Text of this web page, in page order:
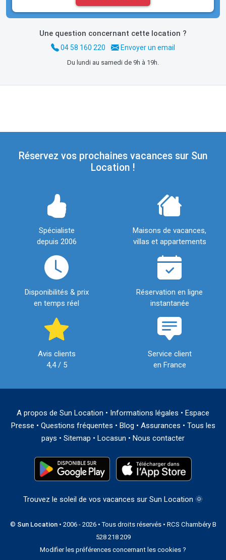
Une question concernant cette location ?
04 58 160 220 Envoyer un email
Du lundi au samedi de 9h à 19h.
Réservez vos prochaines vacances sur Sun
Location !
Spécialiste
depuis 2006
Maisons de vacances,
villas et appartements
Disponibilités & prix
en temps réel
Réservation en ligne
instantanée
Avis clients
4,4 / 5
Service client
en France
A propos de Sun Location • Informations légales • Espace
Presse • Questions fréquentes • Blog • Assurances • Tous les
pays • Sitemap • Locasun • Nous contacter
Trouvez le soleil de vos vacances sur Sun Location 🌞
© Sun Location• 2006 - 2026 • Tous droits réservés • RCS Chambéry B
528 218 209
Modifier les préférences concernant les cookies ?